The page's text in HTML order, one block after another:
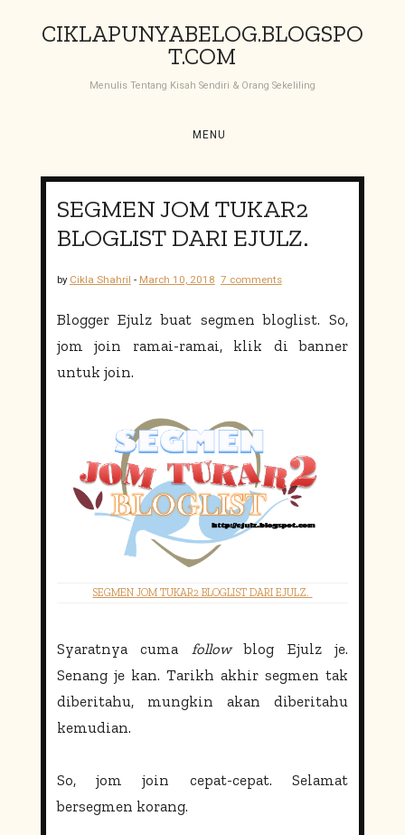
k
n
CIKLAPUNYABELOG.BLOGSPO
T.COM
Menulis Tentang Kisah Sendiri & Orang Sekeliling
MENU
SEGMEN JOM TUKAR2
BLOGLIST DARI EJULZ.
by Cikla Shahril - March 10, 2018 7 comments
Blogger Ejulz buat segmen bloglist. So,
jom join ramai-ramai, klik di banner
untuk join.
SEGMEN JOM TUKAR2 BLOGLIST DARI EJULZ.
Syaratnya cuma followblog Ejulz je.
Senang je kan. Tarikh akhir segmen tak
diberitahu, mungkin akan diberitahu
kemudian.
So, jom join cepat-cepat. Selamat
bersegmen korang.